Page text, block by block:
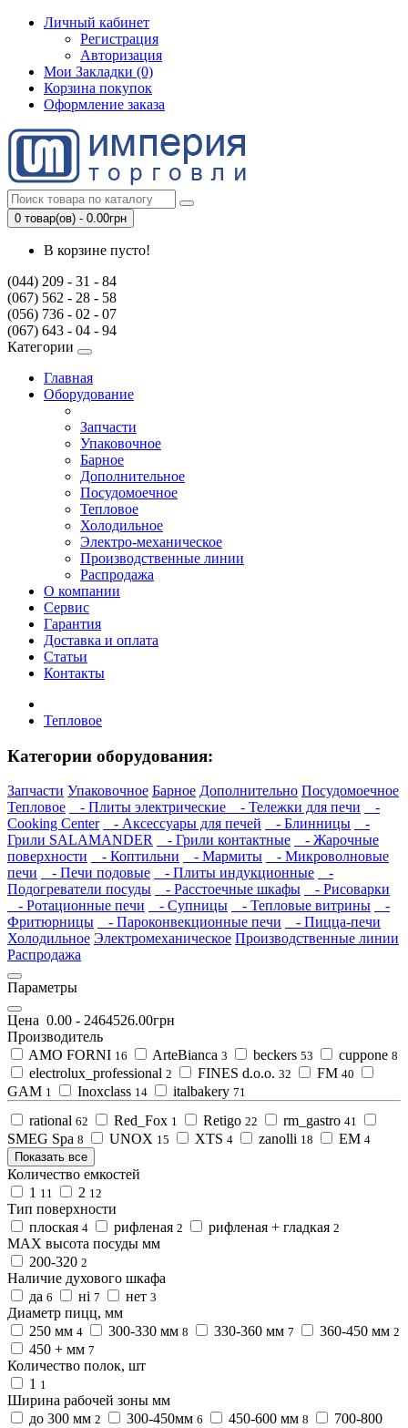
Личный кабинет
Регистрация
Авторизация
Мои Закладки (0)
Корзина покупок
Оформление заказа
0 товар(ов) - 0.00грн
В корзине пусто!
(044) 209 - 31 - 84
(067) 562 - 28 - 58
(056) 736 - 02 - 07
(067) 643 - 04 - 94
Категории
Главная
Оборудование
Запчасти
Упаковочное
Барное
Дополнительное
Посудомоечное
Тепловое
Холодильное
Электро-механическое
Производственные линии
Распродажа
О компании
Сервис
Гарантия
Доставка и оплата
Статьи
Контакты
Тепловое
Категории оборудования:
Запчасти Упаковочное Барное Дополнительно Посудомоечное
Тепловое
- Плиты электрические - Тележки для печи
-
Cooking Center
- Аксессуары для печей - Блинницы
-
Грили SALAMANDER
- Грили контактные
- Жарочные
поверхности
- Коптильни - Мармиты
- Микроволновые
печи
- Печи подовые - Плиты индукционные
-
Подогреватели посуды
- Расстоечные шкафы
- Рисоварки
- Ротационные печи
- Супницы - Тепловые витрины
-
Фритюрницы
- Пароконвекционные печи
- Пицца-печи
Холодильное Электромеханическое Производственные линии
Распродажа
Параметры
Цена 0.00 - 2464526.00грн
Производитель
AMO FORNI 16 ArteBianca 3 beckers 53 cuppone 8
electrolux_professional 2 FINES d.o.o. 32 FM 40
GAM 1 Inoxclass 14 italbakery 71
rational 62 Red_Fox 1 Retigo 22 rm_gastro 41
SMEG Spa 8 UNOX 15 XTS 4 zanolli 18 ЕМ 4
Показать все
Количество емкостей
1 11 2 12
Тип поверхности
плоская 4 рифленая 2 рифленая + гладкая 2
МАХ высота посуды мм
200-320 2
Наличие духового шкафа
да 6 ні 7 нет 3
Диаметр пицц, мм
250 мм 4 300-330 мм 8 330-360 мм 7 360-450 мм 2
450 + мм 7
Количество полок, шт
1 1
Ширина рабочей зоны мм
до 300 мм 2 300-450мм 6 450-600 мм 8
700-800